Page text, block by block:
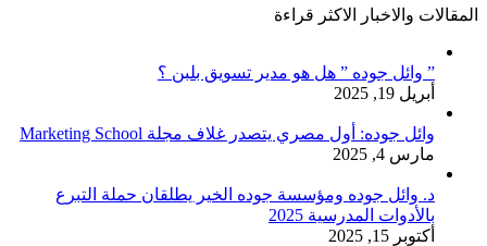
المقالات والاخبار الاكثر قراءة
” وائل جوده ” هل هو مدير تسويق بلبن ؟
أبريل 19, 2025
وائل جوده: أول مصري يتصدر غلاف مجلة Marketing School
مارس 4, 2025
د. وائل جوده ومؤسسة جوده الخير يطلقان حملة التبرع
بالأدوات المدرسية 2025
أكتوبر 15, 2025